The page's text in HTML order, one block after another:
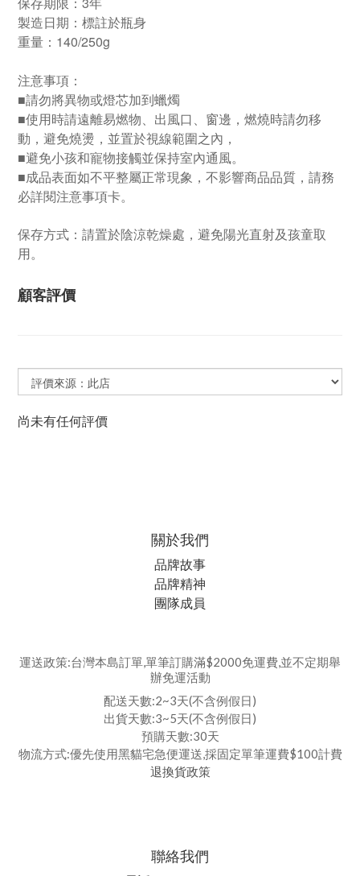
製造日期：標註於瓶身
重量：140/250g
注意事項：
■請勿將異物或燈芯加到蠟燭
■使用時請遠離易燃物、出風口、窗邊，燃燒時請勿移
動，避免燒燙，並置於視線範圍之內，
■避免小孩和寵物接觸並保持室內通風。
■成品表面如不平整屬正常現象，不影響商品品質，請務
必詳閱注意事項卡。
保存方式：請置於陰涼乾燥處，避免陽光直射及孩童取
用。
顧客評價
尚未有任何評價
關於我們
品牌故事
品牌精神
團隊成員
運送政策:台灣本島訂單,單筆訂購滿$2000免運費,並不定期舉
辦免運活動
配送天數:2~3天(不含例假日)
出貨天數:3~5天(不含例假日)
預購天數:30天
物流方式:優先使用黑貓宅急便運送,採固定單筆運費$100計費
退換貨政策
聯絡我們